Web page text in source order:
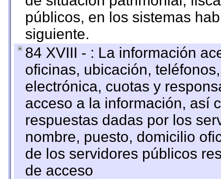
públicos, en los sistemas
siguiente.
84 XVIII - : La información
oficinas, ubicación,
electrónica, cuotas y
acceso a la información, así
respuestas dadas por los
nombre, puesto, domicilio
de los servidores públicos
de acceso